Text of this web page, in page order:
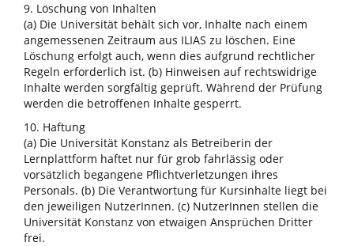
9. Löschung von Inhalten
(a) Die Universität behält sich vor, Inhalte nach einem
angemessenen Zeitraum aus ILIAS zu löschen. Eine
Löschung erfolgt auch, wenn dies aufgrund rechtlicher
Regeln erforderlich ist. (b) Hinweisen auf rechtswidrige
Inhalte werden sorgfältig geprüft. Während der Prüfung
werden die betroffenen Inhalte gesperrt.
10. Haftung
(a) Die Universität Konstanz als Betreiberin der
Lernplattform haftet nur für grob fahrlässig oder
vorsätzlich begangene Pflichtverletzungen ihres
Personals. (b) Die Verantwortung für Kursinhalte liegt bei
den jeweiligen NutzerInnen. (c) NutzerInnen stellen die
Universität Konstanz von etwaigen Ansprüchen Dritter
frei.